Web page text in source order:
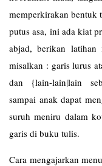
memperkirakan bentuk
putus asa, ini ada kiat
abjad, berikan latihan
misalkan : garis lurus
dan {lain-lain|lain
sampai anak dapat
suruh meniru dalam
garis di buku tulis.
Cara mengajarkan